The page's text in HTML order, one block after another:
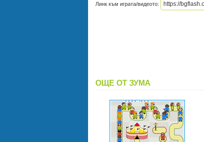
Линк към играта/видеото:
ОЩЕ ОТ ЗУМА